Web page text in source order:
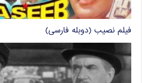
فیلم نصیب (دوبله فارسی)